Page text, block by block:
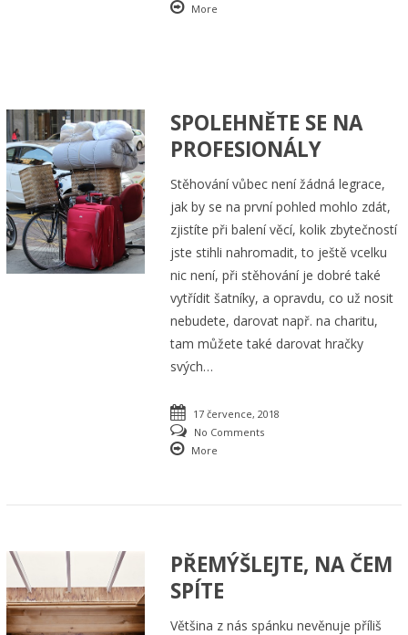
More
SPOLEHNĚTE SE NA
PROFESIONÁLY
Stěhování vůbec není žádná legrace,
jak by se na první pohled mohlo zdát,
zjistíte při balení věcí, kolik zbytečností
jste stihli nahromadit, to ještě vcelku
nic není, při stěhování je dobré také
vytřídit šatníky, a opravdu, co už nosit
nebudete, darovat např. na charitu,
tam můžete také darovat hračky
svých…
17 července, 2018
No Comments
More
PŘEMÝŠLEJTE, NA ČEM
SPÍTE
Většina z nás spánku nevěnuje příliš